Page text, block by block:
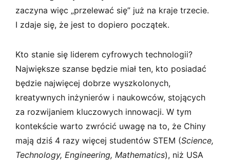
zaczyna więc „przelewać się” już na kraje trzecie.
I zdaje się, że jest to dopiero początek.
Kto stanie się liderem cyfrowych technologii?
Największe szanse będzie miał ten, kto posiadać
będzie najwięcej dobrze wyszkolonych,
kreatywnych inżynierów i naukowców, stojących
za rozwijaniem kluczowych innowacji. W tym
kontekście warto zwrócić uwagę na to, że Chiny
mają dziś 4 razy więcej studentów STEM (Science,
Technology, Engineering, Mathematics), niż USA